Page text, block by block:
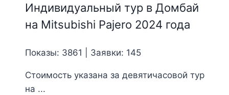
Индивидуальный тур в Домбай
на Mitsubishi Pajero 2024 года
Показы: 3861 | Заявки: 145
Стоимость указана за девятичасовой тур
на ...